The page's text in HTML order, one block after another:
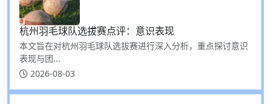
杭州羽毛球队选拔赛点评：意识表现
本文旨在对杭州羽毛球队选拔赛进行深入分析，重点探讨意识
表现与团...
2026-08-03